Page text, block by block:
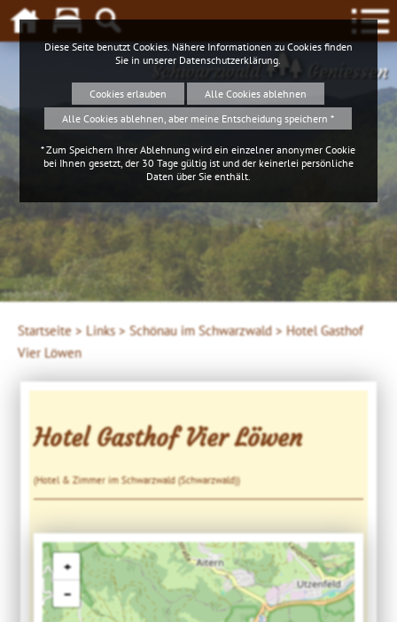
Schwarzwald Geniessen
4ws-netdesign
Startseite > Links > Schönau im Schwarzwald > Hotel Gasthof
Vier Löwen
Hotel Gasthof Vier Löwen
(Hotel & Zimmer im Schwarzwald (Schwarzwald))
+
−
Diese Seite benutzt Cookies. Nähere Informationen zu Cookies finden
Sie in unserer Datenschutzerklärung
Cookies erlauben
Alle Cookies ablehnen
Alle Cookies ablehnen, aber meine Entscheidung speichern *
* Zum Speichern Ihrer Ablehnung wird ein einzelner anonymer Cookie
bei Ihnen gesetzt, der 30 Tage gültig ist und der keinerlei persönliche
Daten über Sie enthält.